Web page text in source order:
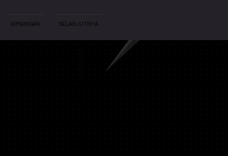
BIMBINGAN SELANJUTNYA